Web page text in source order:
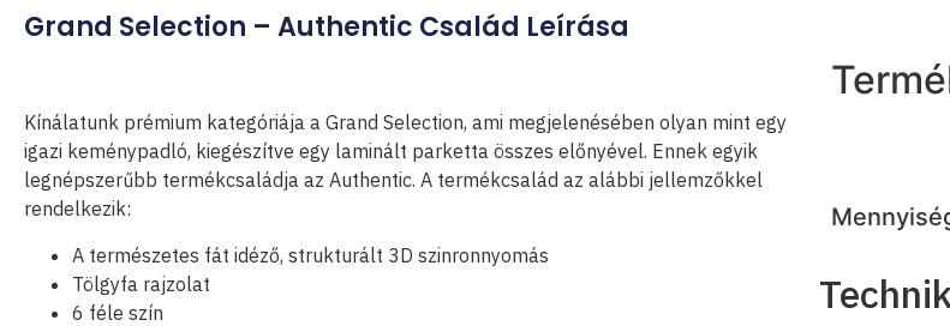
Grand Selection – Authentic Család Leírása
Kínálatunk prémium kategóriája a Grand Selection, ami megjelenésében olyan mint egy
igazi keménypadló, kiegészítve egy laminált parketta összes előnyével. Ennek egyik
legnépszerűbb termékcsaládja az Authentic. A termékcsalád az alábbi jellemzőkkel
rendelkezik:
A természetes fát idéző, strukturált 3D szinronnyomás
Tölgyfa rajzolat
6 féle szín